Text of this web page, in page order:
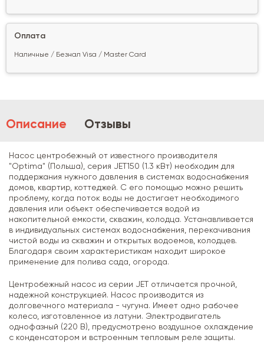
Оплата
Наличные / Безнал Visa / Master Card
Описание Отзывы
Насос центробежный от известного производителя
"Optima" (Польша), серия JET150 (1.3 кВт) необходим для
поддержания нужного давления в системах водоснабжения
домов, квартир, коттеджей. С его помощью можно решить
проблему, когда поток воды не достигает необходимого
давления или объект обеспечивается водой из
накопительной емкости, скважин, колодца. Устанавливается
в индивидуальных системах водоснабжения, перекачивания
чистой воды из скважин и открытых водоемов, колодцев.
Благодаря своим характеристикам находит широкое
применение для полива сада, огорода.
Центробежный насос из серии JET отличается прочной,
надежной конструкцией. Насос производится из
долговечного материала - чугуна. Имеет одно рабочее
колесо, изготовленное из латуни. Электродвигатель
однофазный (220 В), предусмотрено воздушное охлаждение
с конденсатором и встроенным тепловым реле защиты.